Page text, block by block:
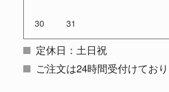
30 31
定休日：土日祝
ご注文は24時間受付けてお